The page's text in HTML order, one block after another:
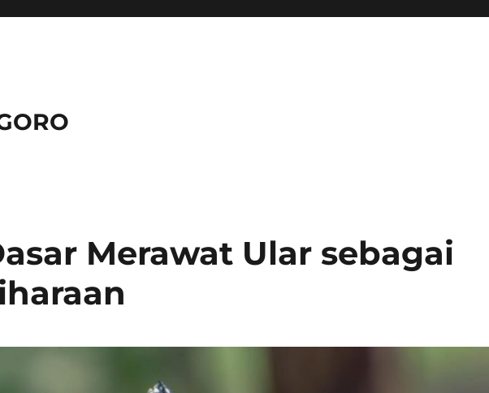
Merawat Ular sebagai